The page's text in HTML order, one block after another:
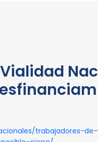
trabajadores-